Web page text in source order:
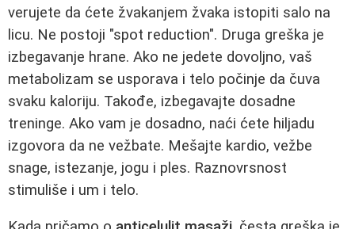
verujete da ćete žvakanjem žvaka istopiti salo na
licu. Ne postoji "spot reduction". Druga greška je
izbegavanje hrane. Ako ne jedete dovoljno, vaš
metabolizam se usporava i telo počinje da čuva
svaku kaloriju. Takođe, izbegavajte dosadne
treninge. Ako vam je dosadno, naći ćete hiljadu
izgovora da ne vežbate. Mešajte kardio, vežbe
snage, istezanje, jogu i ples. Raznovrsnost
stimuliše i um i telo.